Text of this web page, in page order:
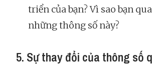
triển của bạn? Vì sao bạn
những thông số này?
5. Sự thay đổi của thông số